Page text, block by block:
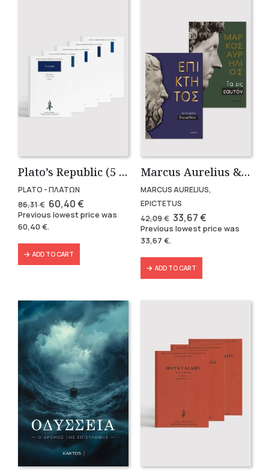
Plato’s Republic (5 volumes)
PLATO - ΠΛΑΤΩΝ
86,31€ Original
price
was:
86,31 €.
60,40€Current
price
is:
Previous lowest price was
60,40€.
ADD TO CART
Marcus Aurelius & Epictetus (Compact works in Greek)
MARCUS AURELIUS,
EPICTETUS
42,09€ Original
price
was:
33,67€Current
price
is:
Previous lowest price was
33,67 €.
ADD TO CART